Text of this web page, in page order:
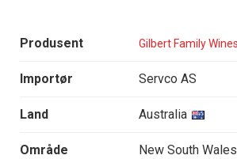
Produsent Gilbert Family Wines
Importør Servco AS
Land Australia
Område New South Wales